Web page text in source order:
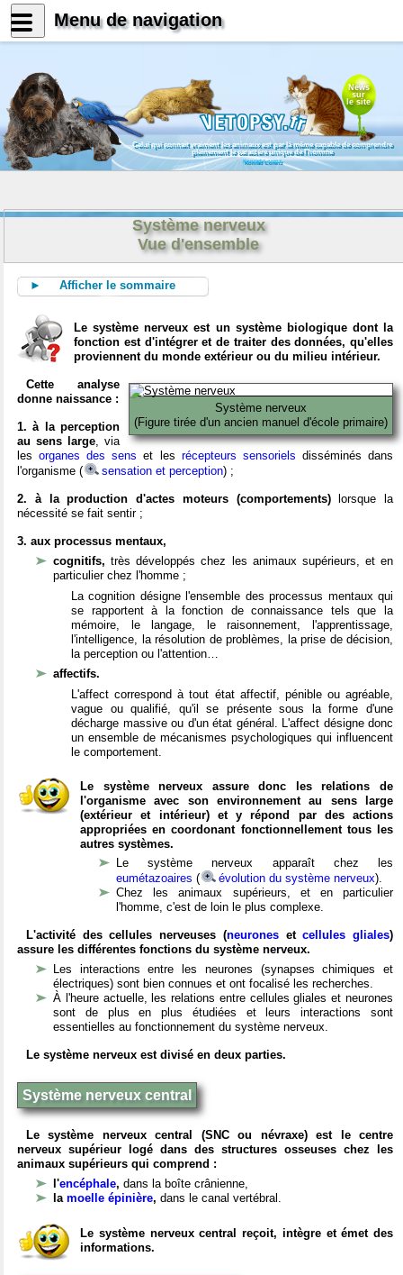
News
sur
le site
Celui qui connait vraiment les animaux est par là même capable de comprendre
pleinement le caractère unique de l'homme
Konrad Lorenz
Système nerveux
Vue d'ensemble
► Afficher le sommaire
Le système nerveux est un système biologique dont la
fonction est d'intégrer et de traiter des données, qu'elles
proviennent du monde extérieur ou du milieu intérieur.
Système nerveux
(Figure tirée d'un ancien manuel d'école primaire)
Cette analyse
donne naissance :
1. à la perception
au sens large, via
lesorganes des sens et les récepteurs sensoriels disséminés dans
l'organisme (
sensation et perception) ;
2. à la production d'actes moteurs (comportements)lorsque la
nécessité se fait sentir ;
3. aux processus mentaux,
cognitifs,très développés chez les animaux supérieurs, et en
particulier chez l'homme ;
La cognition désigne l'ensemble des processus mentaux qui
se rapportent à la fonction de connaissance tels que la
mémoire, le langage, le raisonnement, l'apprentissage,
l'intelligence, la résolution de problèmes, la prise de décision,
la perception ou l'attention…
affectifs.
L'affect correspond à tout état affectif, pénible ou agréable,
vague ou qualifié, qu'il se présente sous la forme d'une
décharge massive ou d'un état général. L'affect désigne donc
un ensemble de mécanismes psychologiques qui influencent
le comportement.
Le système nerveux assure donc les relations de
l'organisme avec son environnement au sens large
(extérieur et intérieur) et y répond par des actions
appropriées en coordonant fonctionnellement tous les
autres systèmes.
Le système nerveux apparaît chez les
eumétazoaires ( évolution du système nerveux).
Chez les animaux supérieurs, et en particulier
l'homme, c'est de loin le plus complexe.
L'activité des cellules nerveuses (neuronesetcellules gliales)
assure les différentes fonctions du système nerveux.
Les interactions entre les neurones (synapses chimiques et
électriques) sont bien connues et ont focalisé les recherches.
À l'heure actuelle, les relations entre cellules gliales et neurones
sont de plus en plus étudiées et leurs interactions sont
essentielles au fonctionnement du système nerveux.
Le système nerveux est divisé en deux parties.
Système nerveux central
Le système nerveux central (SNC ou névraxe) est le centre
nerveux supérieur logé dans des structures osseuses chez les
animaux supérieurs qui comprend :
l'encéphale, dans la boîte crânienne,
la moelle épinière, dans le canal vertébral.
Le système nerveux central reçoit, intègre et émet des
informations.
Menu de navigation